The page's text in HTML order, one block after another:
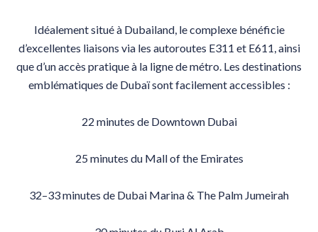
Idéalement situé à Dubailand, le complexe bénéficie
d’excellentes liaisons via les autoroutes E311 et E611, ainsi
que d’un accès pratique à la ligne de métro. Les destinations
emblématiques de Dubaï sont facilement accessibles :
22 minutes de Downtown Dubai
25 minutes du Mall of the Emirates
32–33 minutes de Dubai Marina & The Palm Jumeirah